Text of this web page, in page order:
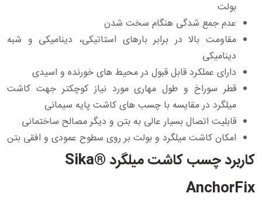
بولت
عدم جمع شدگی هنگام سخت شدن
مقاومت بالا در برابر بارهای استاتیکی، دینامیکی و شبه
دینامیکی
دارای عملکرد قابل قبول در محیط های خورنده و اسیدی
قطر سوراخ و طول مهاری مورد نیاز کوچکتر جهت کاشت
میلگرد در مقایسه با چسب های کاشت پایه سیمانی
قابلیت اتصال بسیار عالی به بتن و دیگر مصالح ساختمانی
امکان کاشت میلگرد و بولت بر روی سطوح عمودی و افقی بتن
کاربرد چسب کاشت میلگرد Sika®
AnchorFix